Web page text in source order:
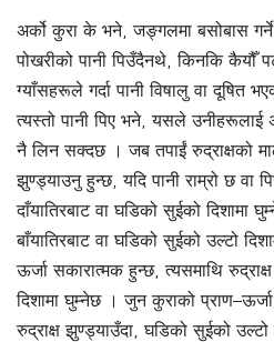
अर्को कुरा के भने, जङ्गलमा बसोबास
पोखरीको पानी पिउँदैनथे, किनकि कैयौँ
ग्याँसहरूले गर्दा पानी विषालु वा
त्यस्तो पानी पिए भने, यसले
नै लिन सक्दछ । जब तपाईं रुद्राक्षको
झुण्ड्याउनु हुन्छ, यदि पानी राम्रो छ वा
दाँयातिरबाट वा घडिको सुईको दिशामा
बाँयातिरबाट वा घडिको सुईको उल्टो
ऊर्जा सकारात्मक हुन्छ, त्यसमाथि
दिशामा घुम्नेछ । जुन कुराको
रुद्राक्ष झुण्ड्याउँदा, घडिको सुईको उल्टो